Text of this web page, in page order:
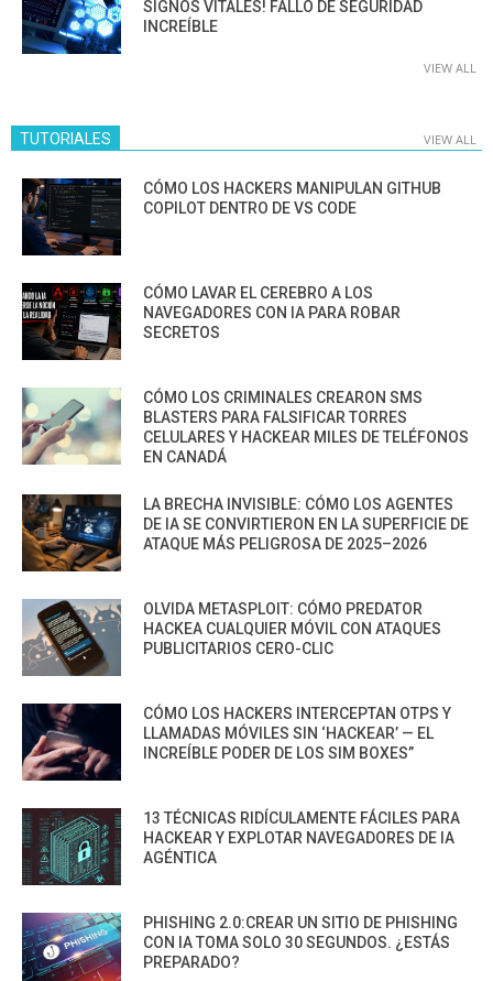
SIGNOS VITALES! FALLO DE SEGURIDAD
INCREÍBLE
VIEW ALL
TUTORIALES VIEW ALL
CÓMO LOS HACKERS MANIPULAN GITHUB
COPILOT DENTRO DE VS CODE
CÓMO LAVAR EL CEREBRO A LOS
NAVEGADORES CON IA PARA ROBAR
SECRETOS
CÓMO LOS CRIMINALES CREARON SMS
BLASTERS PARA FALSIFICAR TORRES
CELULARES Y HACKEAR MILES DE TELÉFONOS
EN CANADÁ
LA BRECHA INVISIBLE: CÓMO LOS AGENTES
DE IA SE CONVIRTIERON EN LA SUPERFICIE DE
ATAQUE MÁS PELIGROSA DE 2025–2026
OLVIDA METASPLOIT: CÓMO PREDATOR
HACKEA CUALQUIER MÓVIL CON ATAQUES
PUBLICITARIOS CERO-CLIC
CÓMO LOS HACKERS INTERCEPTAN OTPS Y
LLAMADAS MÓVILES SIN ‘HACKEAR’ — EL
INCREÍBLE PODER DE LOS SIM BOXES”
13 TÉCNICAS RIDÍCULAMENTE FÁCILES PARA
HACKEAR Y EXPLOTAR NAVEGADORES DE IA
AGÉNTICA
PHISHING 2.0:CREAR UN SITIO DE PHISHING
CON IA TOMA SOLO 30 SEGUNDOS. ¿ESTÁS
PREPARADO?